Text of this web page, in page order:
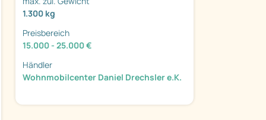
1.300 kg
Preisbereich
15.000 - 25.000 €
Händler
Wohnmobilcenter Daniel Drechsler e.K.